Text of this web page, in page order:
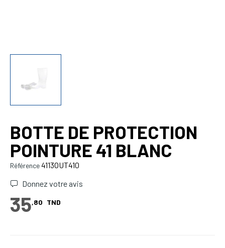
BOTTE DE PROTECTION
POINTURE 41 BLANC
Référence4113OUT410
Donnez votre avis
35,80 TND